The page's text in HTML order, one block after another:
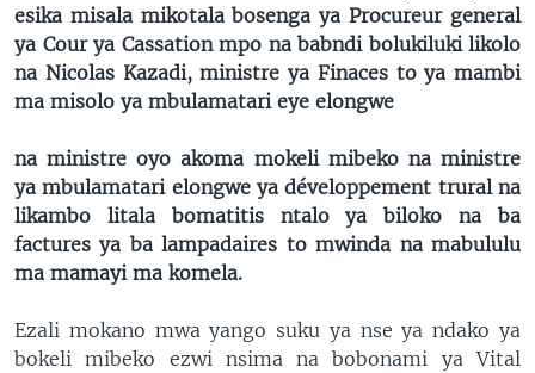
esika misala mikotala bosenga ya Procureur general
ya Cour ya Cassation mpo na babndi bolukiluki likolo
na Nicolas Kazadi, ministre ya Finaces to ya mambi
ma misolo ya mbulamatari eye elongwe
na ministre oyo akoma mokeli mibeko na ministre
ya mbulamatari elongwe ya développement trural na
likambo litala bomatitis ntalo ya biloko na ba
factures ya ba lampadaires to mwinda na mabululu
ma mamayi ma komela.
Ezali mokano mwa yango suku ya nse ya ndako ya
bokeli mibeko ezwi nsima na bobonami ya Vital